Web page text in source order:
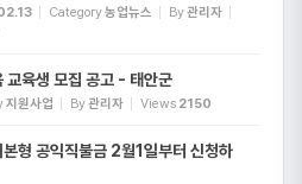
Category농업뉴스 By관리자
육생 모집 공고 - 태안군
지원사업 By관리자 Views 2150
형 공익직불금 2월1일부터 신청하